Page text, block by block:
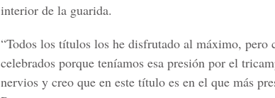
interior de la guarida.
“Todos los títulos los he disfrutado al máximo, pero
celebrados porque teníamos esa presión por el
nervios y creo que en este título es en el que más